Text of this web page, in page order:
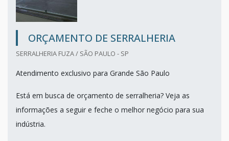
ORÇAMENTO DE SERRALHERIA
SERRALHERIA FUZA / SÃO PAULO - SP
Atendimento exclusivo para Grande São Paulo
Está em busca de orçamento de serralheria? Veja as
informações a seguir e feche o melhor negócio para sua
indústria.